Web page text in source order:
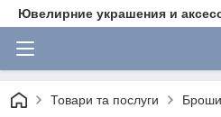
Ювелирние украшения и
Товари та послуги